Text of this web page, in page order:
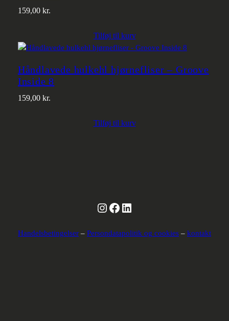
159,00 kr.
Tilføj til kurv
Håndlavede hulkehl hjørnefliser – Groove
Inside 8
159,00 kr.
Tilføj til kurv
Instagram
Facebook
LinkedIn
Handelsbetingelser – Persondatapolitik og cookies – kontakt